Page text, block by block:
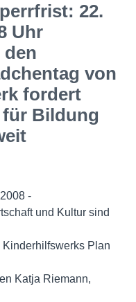
22.
Uhr
den
von
fordert
für Bildung
-
und Kultur sind
Kinderhilfswerks Plan
Katja Riemann,